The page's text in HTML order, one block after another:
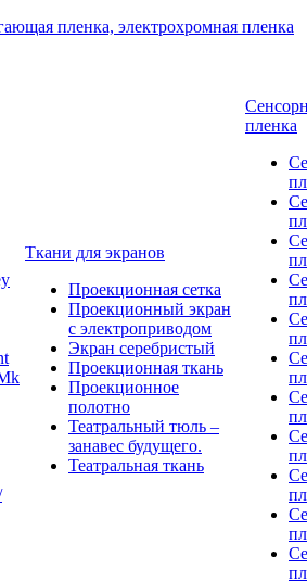
пленка, электрохромная пленка
Ткани для экранов
Проекционная сетка
Проекционный экран
с электроприводом
Экран серебристый
Проекционная ткань
Проекционное
полотно
Театральный тюль –
занавес будущего.
Театральная ткань
пленка